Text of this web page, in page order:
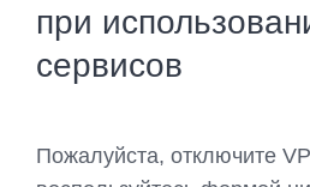
при
сервисов
Пожалуйста, отключите